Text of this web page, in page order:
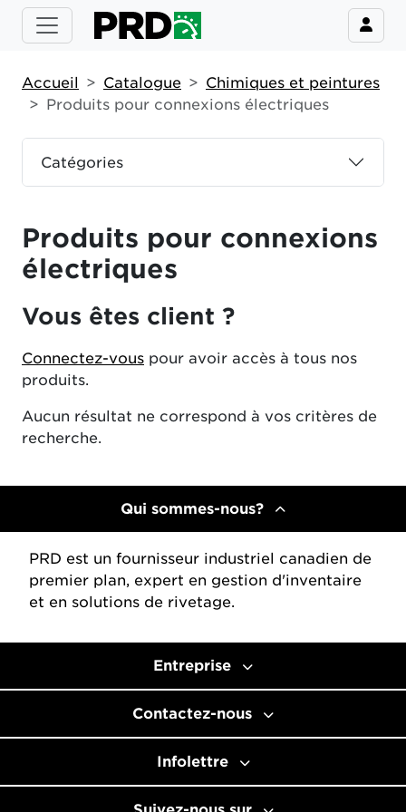
Catégories
Accueil Catalogue
Chimiques et peintures
Produits pour connexions électriques
Produits pour connexions
électriques
Vous êtes client ?
Connectez-vous pour avoir accès à tous nos
produits.
Aucun résultat ne correspond à vos critères de
recherche.
Qui sommes-nous?
PRD est un fournisseur industriel canadien de
premier plan, expert en gestion d'inventaire
et en solutions de rivetage.
Entreprise
Contactez-nous
Infolettre